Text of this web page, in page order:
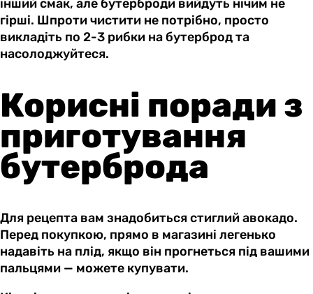
інший смак, але бутерброди вийдуть нічим не
гірші. Шпроти чистити не потрібно, просто
викладіть по 2-3 рибки на бутерброд та
насолоджуйтеся.
Корисні поради з
приготування
бутерброда
Для рецепта вам знадобиться стиглий авокадо.
Перед покупкою, прямо в магазині легенько
надавіть на плід, якщо він прогнеться під вашими
пальцями — можете купувати.